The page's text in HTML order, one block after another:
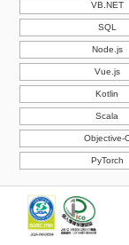
VB.NET
SQL
Node.js
Vue.js
Kotlin
Scala
Objective-
PyTorch